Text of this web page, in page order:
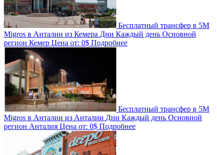
Бесплатный трансфер в 5M
Migros в Анталии из Кемера Дни Каждый день Основной
регион Кемер Цена от: 0$ Подробнее
Бесплатный трансфер в 5M
Migros в Анталии из Анталии Дни Каждый день Основной
регион Анталия Цена от: 0$ Подробнее